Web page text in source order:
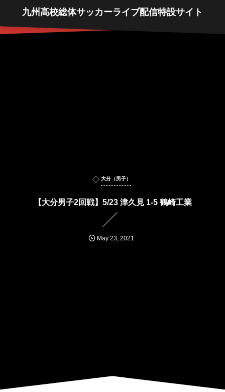
九州高校総体サッカーライブ配信特設サイト
大分（男子）
【大分男子2回戦】5/23 津久見 1-5 鶴崎工業
May 23,2021